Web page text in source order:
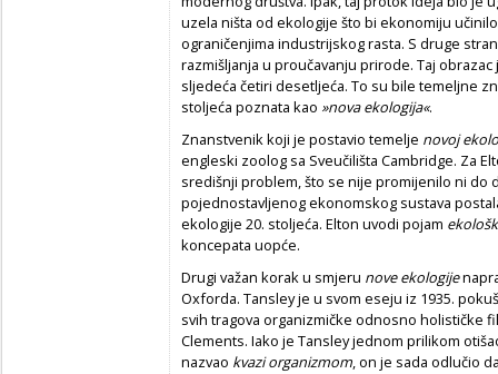
uzela ništa od ekologije što bi ekonomiju
ograničenjima industrijskog rasta. S druge
razmišljanja u proučavanju prirode. Taj
sljedeća četiri desetljeća. To su bile temeljne
stoljeća poznata kao »nova ekologija«.
Znanstvenik koji je postavio temelje novoj
engleski zoolog sa Sveučilišta Cambridge. Za
središnji problem, što se nije promijenilo ni do
pojednostavljenog ekonomskog sustava
ekologije 20. stoljeća. Elton uvodi pojam
koncepata uopće.
Drugi važan korak u smjeru nove ekologije
Oxforda. Tansley je u svom eseju iz 1935.
svih tragova organizmičke odnosno holističke
Clements. Iako je Tansley jednom prilikom
nazvao kvazi organizmom, on je sada odlučio